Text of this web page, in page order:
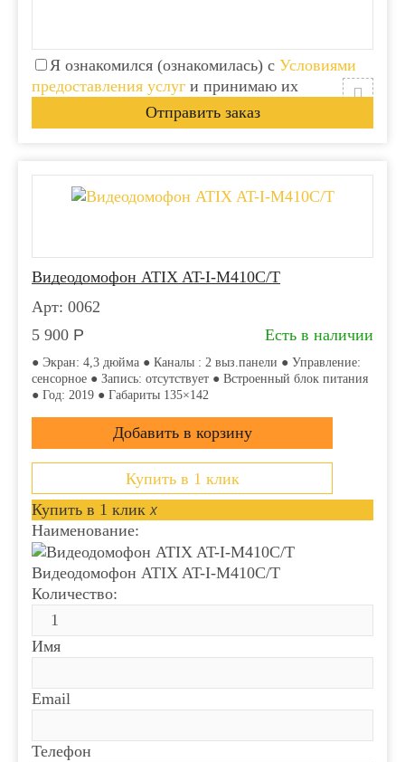
Я ознакомился (ознакомилась) с Условиями
предоставления услуг и принимаю их
Видеодомофон ATIX AT-I-М410C/T
Арт: 0062
5 900 Р Есть в наличии
● Экран: 4,3 дюйма ● Каналы : 2 выз.панели ● Управление:
сенсорное ● Запись: отсутствует ● Встроенный блок питания
● Год: 2019 ● Габариты 135×142
Купить в 1 клик
Купить в 1 клик x
Наименование:
Видеодомофон ATIX AT-I-М410C/T
Количество:
Имя
Email
Телефон